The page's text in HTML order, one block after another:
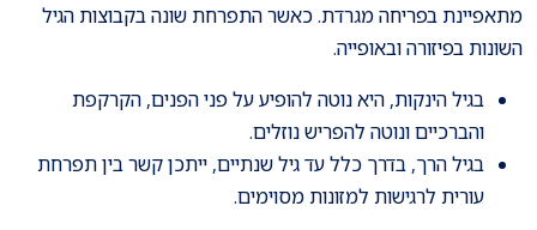
מתאפיינת בפריחה מגרדת. כאשר התפרחת שונה בקבוצות הגיל
השונות בפיזורה ובאופייה.
בגיל הינקות, היא נוטה להופיע על פני הפנים, הקרקפת
והברכיים ונוטה להפריש נוזלים.
בגיל הרך, בדרך כלל עד גיל שנתיים, ייתכן קשר בין תפרחת
עורית לרגישות למזונות מסוימים.